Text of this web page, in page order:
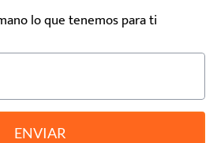
lo que tenemos para ti
ENVIAR